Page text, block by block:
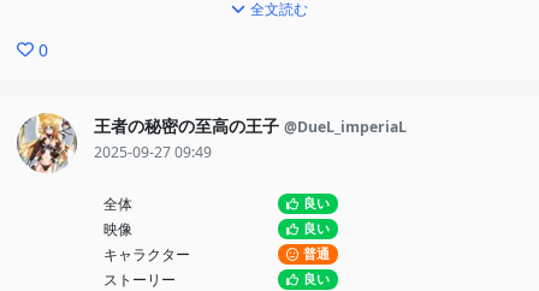
きなのかもしれない。これをきかっけに原作を追ってくれればいい
だけの話ではないだろうか？。日本昔ばし、童話だって時代によっ
「終わり良ければ全て良し」という感じで締められたが、旧作を知
っている人からすると物足りないだろう。知らない人にとって
は"赤毛のアン入門"としては最高に出来た作品ではないだろうか。
全文読む
0
王者の秘密の至高の王子 @DueL_imperiaL
2025-09-27 09:49
全体 良い
映像 良い
キャラクター 普通
ストーリー 良い